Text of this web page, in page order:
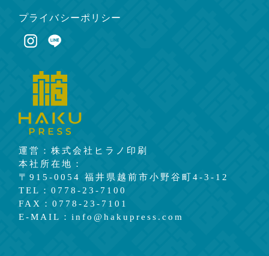
プライバシーポリシー
運営：株式会社ヒラノ印刷
本社所在地：
〒915-0054 福井県越前市小野谷町4-3-12
TEL：0778-23-7100
FAX：0778-23-7101
E-MAIL：info@hakupress.com